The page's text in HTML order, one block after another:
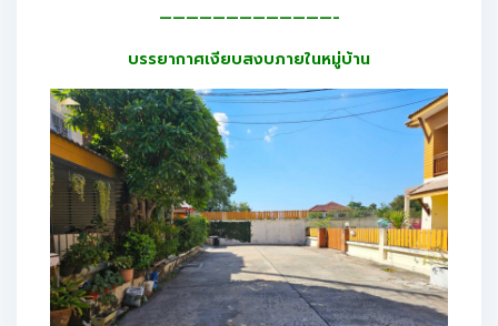
—————————————-
บรรยากาศเงียบสงบภายในหมู่บ้าน